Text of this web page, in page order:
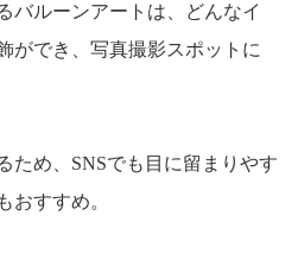
バルーンアートは、どんなイ
ができ、写真撮影スポットに
ため、SNSでも目に留まりやす
おすすめ。